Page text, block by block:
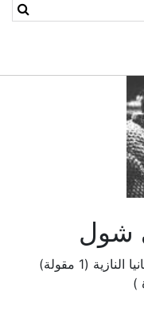
شول
عضوة في المقاومة السلمية في ألمانيا النازية (1 مقولة)